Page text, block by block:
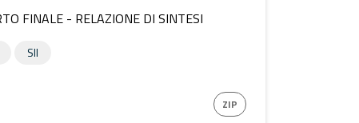
FINALE - RELAZIONE DI SINTESI
SII
ZIP